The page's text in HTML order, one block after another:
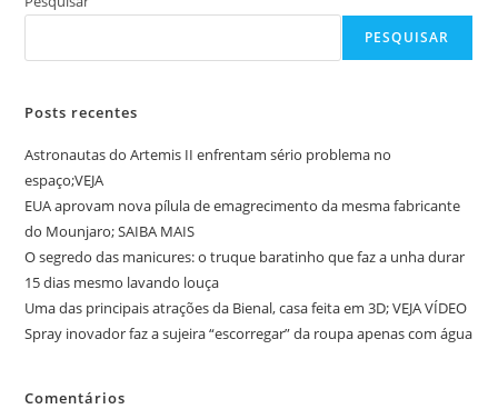
PESQUISAR
Posts recentes
Astronautas do Artemis II enfrentam sério problema no
espaço;VEJA
EUA aprovam nova pílula de emagrecimento da mesma fabricante
do Mounjaro; SAIBA MAIS
O segredo das manicures: o truque baratinho que faz a unha durar
15 dias mesmo lavando louça
Uma das principais atrações da Bienal, casa feita em 3D; VEJA VÍDEO
Spray inovador faz a sujeira “escorregar” da roupa apenas com água
Comentários